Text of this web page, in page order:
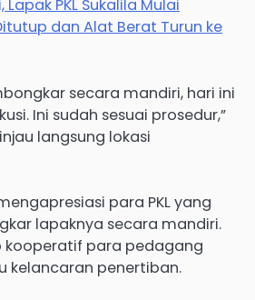
Lapak PKL Sukalila Mulai
dan Alat Berat Turun ke
secara mandiri, hari ini
Ini sudah sesuai prosedur,”
langsung lokasi
para PKL yang
lapaknya secara mandiri.
kooperatif para pedagang
kelancaran penertiban.